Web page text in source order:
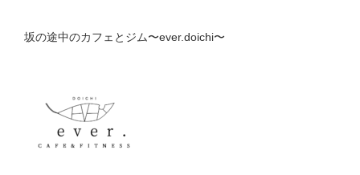
坂の途中のカフェとジム〜ever.doichi〜